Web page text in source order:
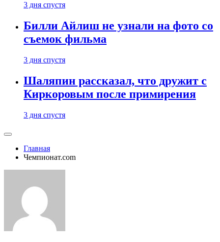
3 дня спустя
Билли Айлиш не узнали на фото со
съемок фильма
3 дня спустя
Шаляпин рассказал, что дружит с
Киркоровым после примирения
3 дня спустя
Главная
Чемпионат.com